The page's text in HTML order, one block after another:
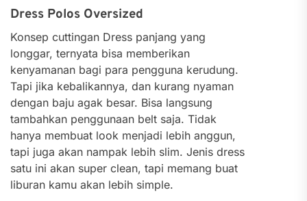
Dress Polos Oversized
Konsep cuttingan Dress panjang yang
longgar, ternyata bisa memberikan
kenyamanan bagi para pengguna kerudung.
Tapi jika kebalikannya, dan kurang nyaman
dengan baju agak besar. Bisa langsung
tambahkan penggunaan belt saja. Tidak
hanya membuat look menjadi lebih anggun,
tapi juga akan nampak lebih slim. Jenis dress
satu ini akan super clean, tapi memang buat
liburan kamu akan lebih simple.